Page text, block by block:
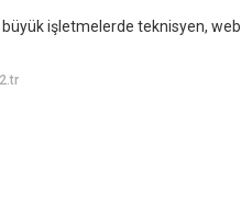
işletmelerde teknisyen, web